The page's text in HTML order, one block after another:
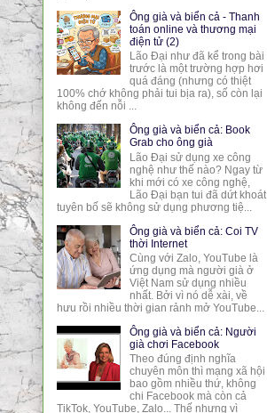
Ông già và biển cả - Thanh
toán online và thương mại
điện tử (2)
Lão Đại như đã kể trong bài
trước là một trường hợp hơi
quá đáng (nhưng có thiệt
100% chớ không phải tui bịa ra), số còn lại
không đến nỗi ...
Ông già và biển cả: Book
Grab cho ông già
Lão Đại sử dụng xe công
nghệ như thế nào? Ngay từ
khi mới có xe công nghệ,
Lão Đại bạn tui đã dứt khoát
tuyên bố sẽ không sử dụng phương tiệ...
Ông già và biển cả: Coi TV
thời Internet
Cùng với Zalo, YouTube là
ứng dụng mà người già ở
Việt Nam sử dụng nhiều
nhất. Bởi vì nó dễ xài, về
hưu rồi nhiều thời gian rảnh mở YouTube...
Ông già và biển cả: Người
già chơi Facebook
Theo đúng định nghĩa
chuyên môn thì mạng xã hội
bao gồm nhiều thứ, không
chi Facebook mà còn cả
TikTok, YouTube, Zalo... Thế nhưng vì